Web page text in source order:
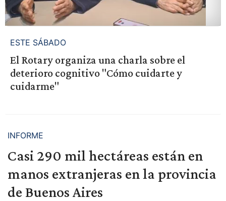
ESTE SÁBADO
El Rotary organiza una charla sobre el
deterioro cognitivo "Cómo cuidarte y
cuidarme"
INFORME
Casi 290 mil hectáreas están en
manos extranjeras en la provincia
de Buenos Aires